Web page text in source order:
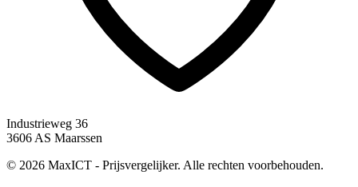
Industrieweg 36
3606 AS Maarssen
© 2026 MaxICT - Prijsvergelijker. Alle rechten voorbehouden.